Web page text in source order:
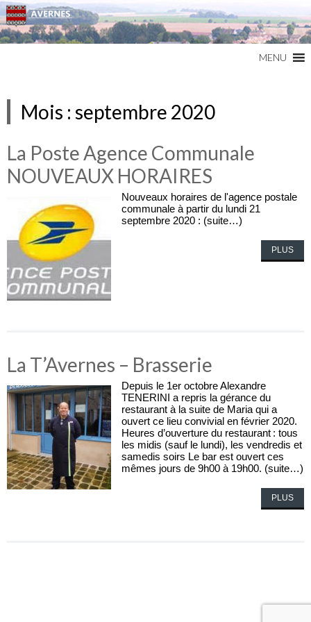
MENU
Mois : septembre 2020
La Poste Agence Communale
NOUVEAUX HORAIRES
Nouveaux horaires de l'agence postale
communale à partir du lundi 21
septembre 2020 : (suite…)
PLUS
La T’Avernes – Brasserie
Depuis le 1er octobre Alexandre
TENERINI a repris la gérance du
restaurant à la suite de Maria qui a
ouvert ce lieu convivial en février 2020.
Heures d’ouverture du restaurant : tous
les midis (sauf le lundi), les vendredis et
samedis soirs Le bar est ouvert ces
mêmes jours de 9h00 à 19h00. (suite…)
PLUS